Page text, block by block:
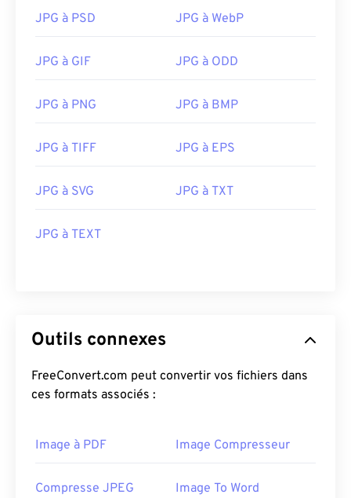
JPG à PSD JPG à WebP
JPG à GIF JPG à ODD
JPG à PNG JPG à BMP
JPG à TIFF JPG à EPS
JPG à SVG JPG à TXT
JPG à TEXT
Outils connexes
FreeConvert.com peut convertir vos fichiers dans
ces formats associés :
Image à PDF Image Compresseur
Compresse JPEG Image To Word